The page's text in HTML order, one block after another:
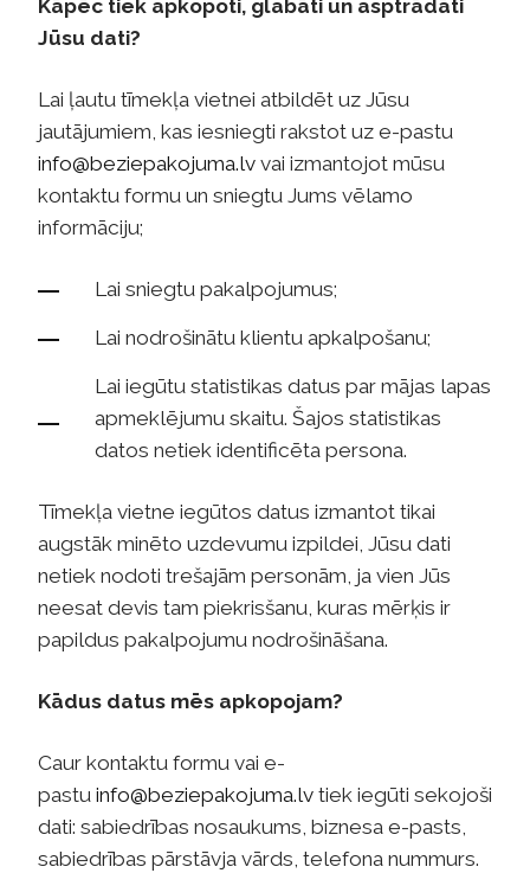
Kāpēc tiek apkopoti, glabāti un asptrādāti
Jūsu dati?
Lai ļautu tīmekļa vietnei atbildēt uz Jūsu
jautājumiem, kas iesniegti rakstot uz e-pastu
info@beziepakojuma.lv vai izmantojot mūsu
kontaktu formu un sniegtu Jums vēlamo
informāciju;
Lai sniegtu pakalpojumus;
Lai nodrošinātu klientu apkalpošanu;
Lai iegūtu statistikas datus par mājas lapas
apmeklējumu skaitu. Šajos statistikas
datos netiek identificēta persona.
Tīmekļa vietne iegūtos datus izmantot tikai
augstāk minēto uzdevumu izpildei, Jūsu dati
netiek nodoti trešajām personām, ja vien Jūs
neesat devis tam piekrisšanu, kuras mērķis ir
papildus pakalpojumu nodrošināšana.
Kādus datus mēs apkopojam?
Caur kontaktu formu vai e-
pastu info@beziepakojuma.lv tiek iegūti sekojoši
dati: sabiedrības nosaukums, biznesa e-pasts,
sabiedrības pārstāvja vārds, telefona nummurs.